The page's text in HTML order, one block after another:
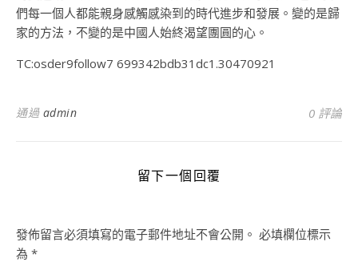
們每一個人都能親身感觸感染到的時代進步和發展。變的是歸
家的方法，不變的是中國人始終渴望團圓的心。
TC:osder9follow7 699342bdb31dc1.30470921
通過 admin 0 評論
留下一個回覆
發佈留言必須填寫的電子郵件地址不會公開。 必填欄位標示
為 *